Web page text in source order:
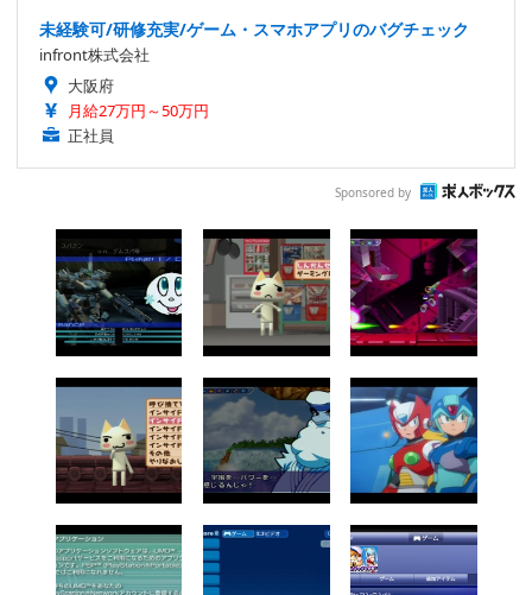
未経験可/研修充実/ゲーム・スマホアプリのバグチェック
infront株式会社
大阪府
月給27万円～50万円
正社員
Sponsored by